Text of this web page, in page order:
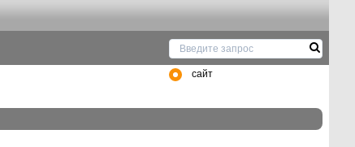
сайт